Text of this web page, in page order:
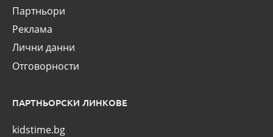
Партньори
Реклама
Лични данни
Отговорности
ПАРТНЬОРСКИ ЛИНКОВЕ
kidstime.bg